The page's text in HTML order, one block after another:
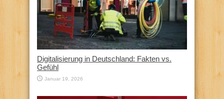
Digitalisierung in Deutschland: Fakten vs.
Gefühl
Januar 19, 2026